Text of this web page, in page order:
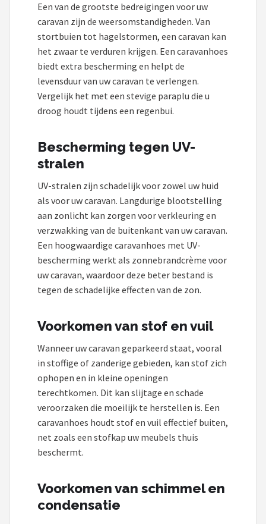
Een van de grootste bedreigingen voor uw
caravan zijn de weersomstandigheden. Van
stortbuien tot hagelstormen, een caravan kan
het zwaar te verduren krijgen. Een caravanhoes
biedt extra bescherming en helpt de
levensduur van uw caravan te verlengen.
Vergelijk het met een stevige paraplu die u
droog houdt tijdens een regenbui.
Bescherming tegen UV-
stralen
UV-stralen zijn schadelijk voor zowel uw huid
als voor uw caravan. Langdurige blootstelling
aan zonlicht kan zorgen voor verkleuring en
verzwakking van de buitenkant van uw caravan.
Een hoogwaardige caravanhoes met UV-
bescherming werkt als zonnebrandcrème voor
uw caravan, waardoor deze beter bestand is
tegen de schadelijke effecten van de zon.
Voorkomen van stof en vuil
Wanneer uw caravan geparkeerd staat, vooral
in stoffige of zanderige gebieden, kan stof zich
ophopen en in kleine openingen
terechtkomen. Dit kan slijtage en schade
veroorzaken die moeilijk te herstellen is. Een
caravanhoes houdt stof en vuil effectief buiten,
net zoals een stofkap uw meubels thuis
beschermt.
Voorkomen van schimmel en
condensatie